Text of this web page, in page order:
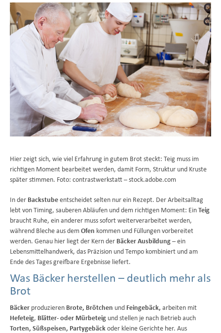
Hier zeigt sich, wie viel Erfahrung in gutem Brot steckt: Teig muss im
richtigen Moment bearbeitet werden, damit Form, Struktur und Kruste
später stimmen. Foto: contrastwerkstatt – stock.adobe.com
In der Backstube entscheidet selten nur ein Rezept. Der Arbeitsalltag
lebt von Timing, sauberen Abläufen und dem richtigen Moment: Ein Teig
braucht Ruhe, ein anderer muss sofort weiterverarbeitet werden,
während Bleche aus dem Ofen kommen und Füllungen vorbereitet
werden. Genau hier liegt der Kern der Bäcker Ausbildung – ein
Lebensmittelhandwerk, das Präzision und Tempo kombiniert und am
Ende des Tages greifbare Ergebnisse liefert.
Was Bäcker herstellen – deutlich mehr als
Brot
Bäcker produzieren Brote, Brötchen und Feingebäck, arbeiten mit
Hefeteig, Blätter- oder Mürbeteig und stellen je nach Betrieb auch
Torten, Süßspeisen, Partygebäck oder kleine Gerichte her. Aus